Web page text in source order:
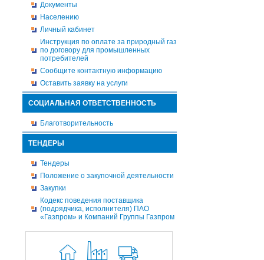
Документы
Населению
Личный кабинет
Инструкция по оплате за природный газ
по договору для промышленных
потребителей
Сообщите контактную информацию
Оставить заявку на услуги
СОЦИАЛЬНАЯ ОТВЕТСТВЕННОСТЬ
Благотворительность
ТЕНДЕРЫ
Тендеры
Положение о закупочной деятельности
Закупки
Кодекс поведения поставщика
(подрядчика, исполнителя) ПАО
«Газпром» и Компаний Группы Газпром